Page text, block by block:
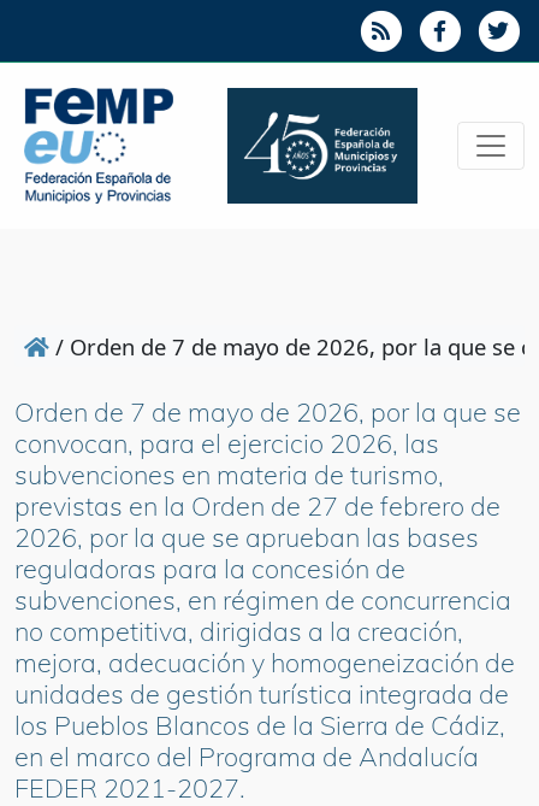
/ Orden de 7 de mayo de 2026, por la que se
Orden de 7 de mayo de 2026, por la que se
convocan, para el ejercicio 2026, las
subvenciones en materia de turismo,
previstas en la Orden de 27 de febrero de
2026, por la que se aprueban las bases
reguladoras para la concesión de
subvenciones, en régimen de concurrencia
no competitiva, dirigidas a la creación,
mejora, adecuación y homogeneización de
unidades de gestión turística integrada de
los Pueblos Blancos de la Sierra de Cádiz,
en el marco del Programa de Andalucía
FEDER 2021-2027.